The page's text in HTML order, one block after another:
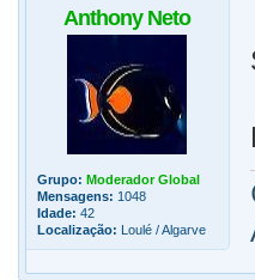
Anthony Neto
Grupo: Moderador Global
Mensagens: 1048
Idade: 42
Localização: Loulé / Algarve